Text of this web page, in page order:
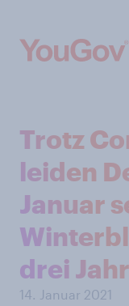
Trotz
leiden
Januar
drei
14. Januar 2021